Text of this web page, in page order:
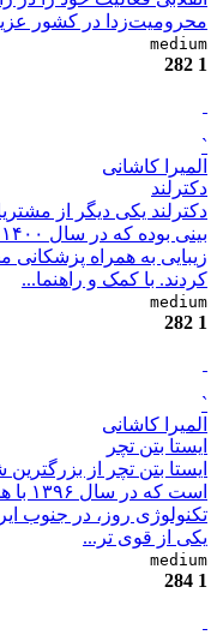
محرومیت‌زدا در کشور
medium
1
282
`
المیرا کاشانی
دکترلند
دکترلند یکی دیگر از
زیبایی به همراه پزشکانی
کردند. با کمک و راهنما...
medium
1
282
`
المیرا کاشانی
ایستا بتن تچر
ایستا بتن تچر از
است
تکنولوژی روز، در جنوب
یکی از قوی تر...
medium
1
284